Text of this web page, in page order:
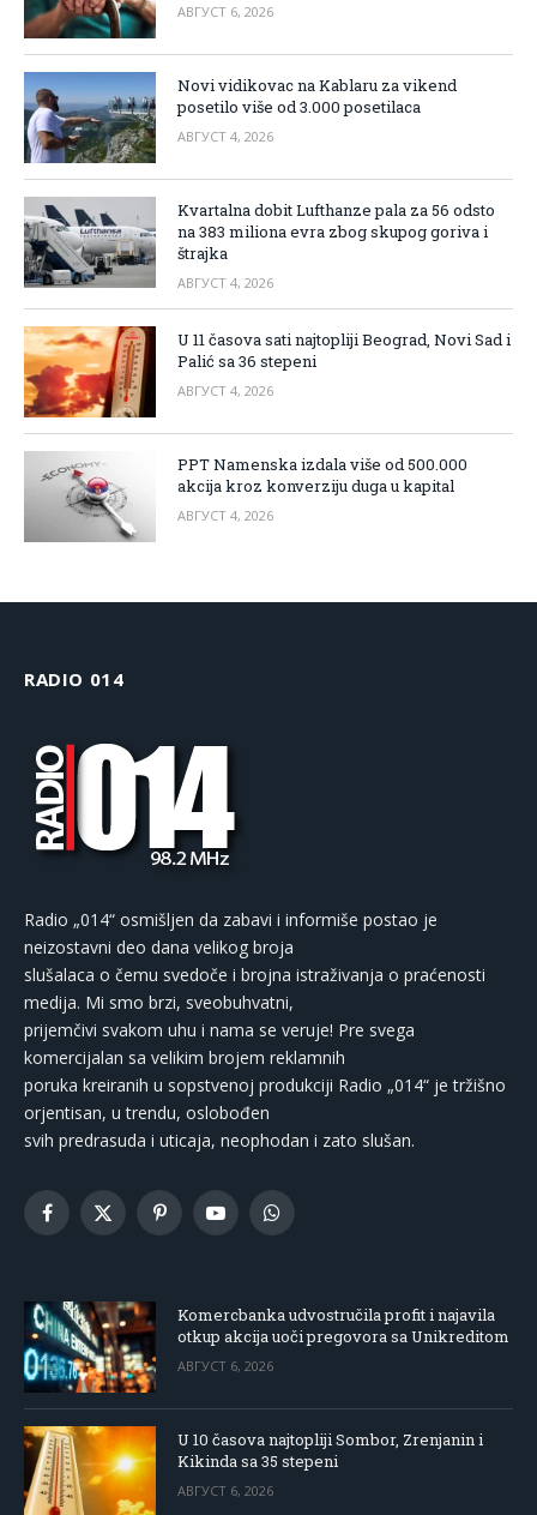
АВГУСТ 6, 2026
Novi vidikovac na Kablaru za vikend
posetilo više od 3.000 posetilaca
АВГУСТ 4, 2026
Kvartalna dobit Lufthanze pala za 56 odsto
na 383 miliona evra zbog skupog goriva i
štrajka
АВГУСТ 4, 2026
U 11 časova sati najtopliji Beograd, Novi Sad i
Palić sa 36 stepeni
АВГУСТ 4, 2026
PPT Namenska izdala više od 500.000
akcija kroz konverziju duga u kapital
АВГУСТ 4, 2026
RADIO 014
Radio „014“ osmišljen da zabavi i informiše postao je
neizostavni deo dana velikog broja
slušalaca o čemu svedoče i brojna istraživanja o praćenosti
medija. Mi smo brzi, sveobuhvatni,
prijemčivi svakom uhu i nama se veruje! Pre svega
komercijalan sa velikim brojem reklamnih
poruka kreiranih u sopstvenoj produkciji Radio „014“ je tržišno
orjentisan, u trendu, oslobođen
svih predrasuda i uticaja, neophodan i zato slušan.
Facebook
X
PinterestYouTubeWhatsApp
Komercbanka udvostručila profit i najavila
otkup akcija uoči pregovora sa Unikreditom
АВГУСТ 6, 2026
U 10 časova najtopliji Sombor, Zrenjanin i
Kikinda sa 35 stepeni
АВГУСТ 6, 2026